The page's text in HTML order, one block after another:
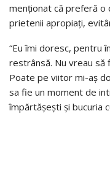
menționat că preferă o
prietenii apropiați,
“Eu îmi doresc, pentru
restrânsă. Nu vreau
Poate pe viitor mi-aș
sa fie un moment de
împărtășești și bucuria